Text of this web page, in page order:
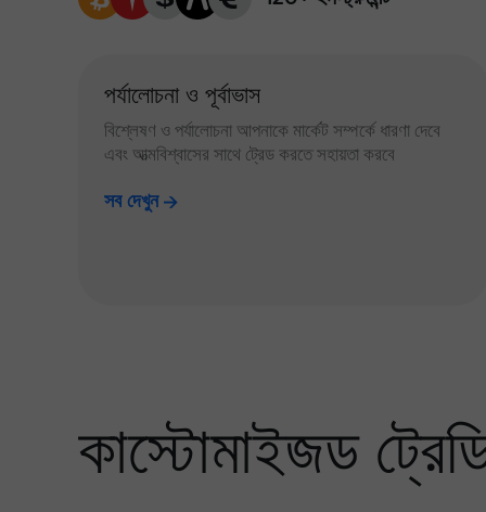
পর্যালোচনা ও পূর্বাভাস
বিশ্লেষণ ও পর্যালোচনা আপনাকে মার্কেট সম্পর্কে ধারণা দেবে
এবং আত্মবিশ্বাসের সাথে ট্রেড করতে সহায়তা করবে
সব দেখুন
কাস্টোমাইজড